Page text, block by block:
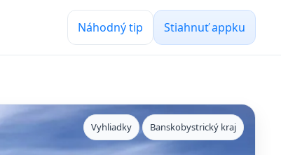
Náhodný tip Stiahnuť appku
Vyhliadky Banskobystrický kraj